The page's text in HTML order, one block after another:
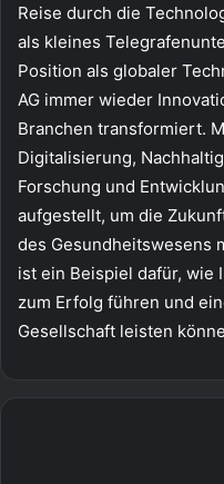
Reise durch die
als kleines
Position als globaler
AG immer wieder
Branchen transformiert.
Digitalisierung,
Forschung und
aufgestellt, um die
des Gesundheitswesens
ist ein Beispiel dafür, wie
zum Erfolg führen und
Gesellschaft leisten